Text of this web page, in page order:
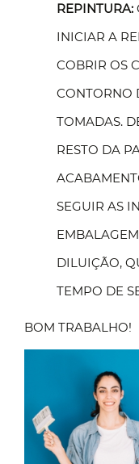
REPINTURA:
INICIAR A
COBRIR OS
CONTORNO
TOMADAS.
RESTO DA
SEGUIR AS
DILUIÇÃO,
TEMPO DE
BOM TRABALHO!